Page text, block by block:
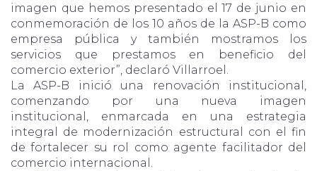
imagen que hemos presentado el 17 de junio en
conmemoración de los 10 años de la ASP-B como
empresa pública y también mostramos los
servicios que prestamos en beneficio del
comercio exterior”, declaró Villarroel.
La ASP-B inició una renovación institucional,
comenzando por una nueva imagen
institucional, enmarcada en una estrategia
integral de modernización estructural con el fin
de fortalecer su rol como agente facilitador del
comercio internacional.